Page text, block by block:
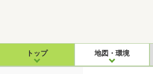
トップ 地図・環境